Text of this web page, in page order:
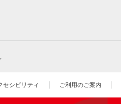
セシビリティ ご利用のご案内